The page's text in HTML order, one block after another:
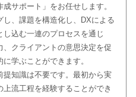
サポート」をお任せします。
、課題を構造化し、DXによる
込む一連のプロセスを通じ
クライアントの意思決定を促
学ぶことができます。
知識は不要です。最初から実
流工程を経験することができ